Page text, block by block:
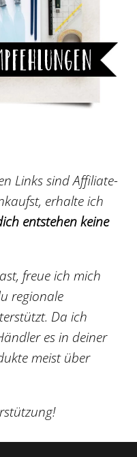
Links sind Affiliate-
erhalte ich
entstehen keine
freue ich mich
regionale
Da ich
es in deiner
meist über